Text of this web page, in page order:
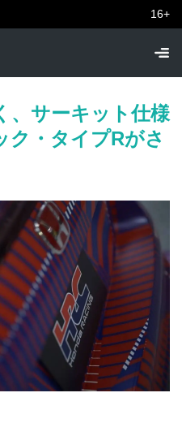
16+
、サーキット仕様
・タイプRがさ